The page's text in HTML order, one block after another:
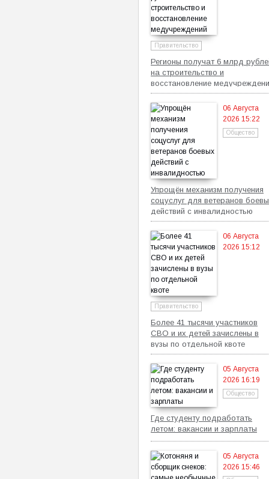
Правительство
Регионы получат 6 млрд
на строительство и
восстановление
06 Августа
2026 15:22
Общество
Упрощён механизм получения
соцуслуг для ветеранов
действий с инвалидностью
06 Августа
2026 15:12
Правительство
Более 41 тысячи участников
СВО и их детей зачислены в
вузы по отдельной квоте
05 Августа
2026 16:19
Общество
Где студенту подработать
летом: вакансии и зарплаты
05 Августа
2026 15:46